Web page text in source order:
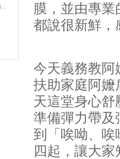
瑜珈課程配啤酒 酒精催化治癒身心靈
膜，並由專
都說很新鮮，
今天義務教
扶助家庭阿嬤
天這堂身心
準備彈力帶及
到「唉呦、唉
四起，讓大